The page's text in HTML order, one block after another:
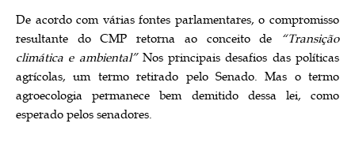
De acordo com várias fontes parlamentares, o compromisso
resultante do CMP retorna ao conceito de
“Transição
climática e ambiental”Nos principais desafios das políticas
agrícolas, um termo retirado pelo Senado. Mas o termo
agroecologia permanece bem demitido dessa lei, como
esperado pelos senadores.